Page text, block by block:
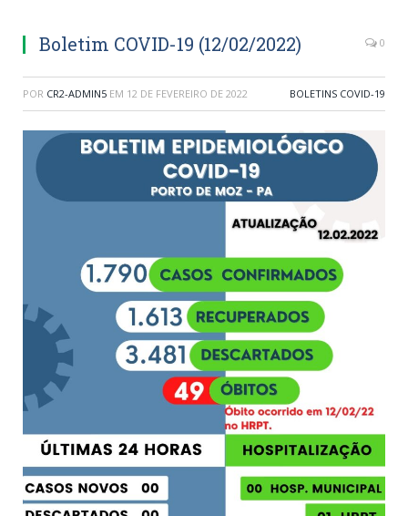
Boletim COVID-19 (12/02/2022) 0
POR CR2-ADMIN5 EM 12 DE FEVEREIRO DE 2022 BOLETINS COVID-19